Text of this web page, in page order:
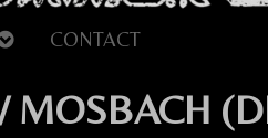
CONTACT
MOSBACH